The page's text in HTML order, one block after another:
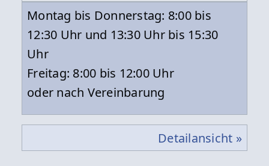
Montag bis Donnerstag: 8:00 bis
12:30 Uhr und 13:30 Uhr bis 15:30
Uhr
Freitag: 8:00 bis 12:00 Uhr
oder nach Vereinbarung
Detailansicht »